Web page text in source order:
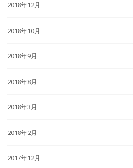
2018年12月
2018年10月
2018年9月
2018年8月
2018年3月
2018年2月
2017年12月